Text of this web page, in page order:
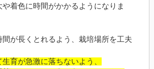
着色に時間がかかるようになりま
間が長くとれるよう、栽培場所を工夫
育が急激に落ちないよう、